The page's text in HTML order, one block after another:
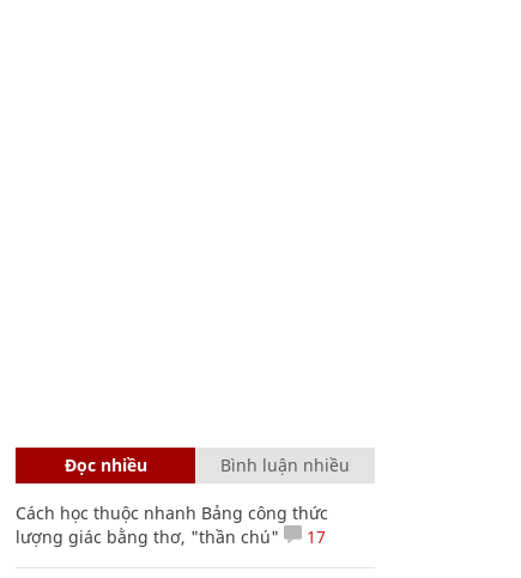
Đọc nhiều Bình luận nhiều
Cách học thuộc nhanh Bảng công thức
lượng giác bằng thơ, "thần chú"
17